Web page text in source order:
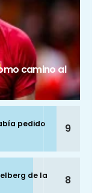
camino al
pedido
9
de la
8